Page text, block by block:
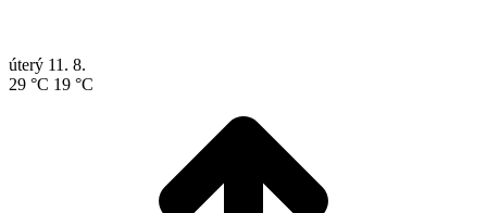
úterý 11. 8.
29 °C 19 °C